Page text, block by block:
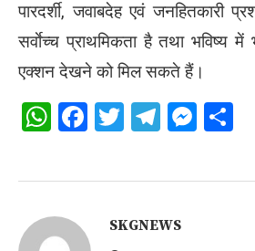
पारदर्शी, जवाबदेह एवं जनहितकारी
सर्वाेच्च प्राथमिकता है तथा भविष्य में
एक्शन देखने को मिल सकते हैं।
WhatsApp
Facebook
Twitter
SKGNEWS